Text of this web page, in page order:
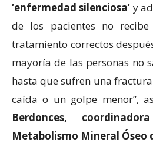
‘enfermedad silenciosa’ y
de los pacientes no
tratamiento correctos
mayoría de las personas no
hasta que sufren una
caída o un golpe menor”,
Berdonces,
Metabolismo Mineral Óseo